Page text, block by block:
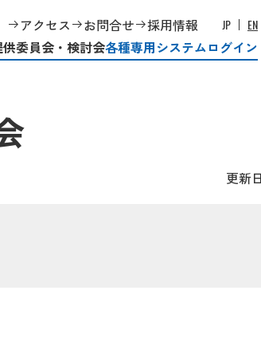
アクセス お問合せ 採用情報 JP EN
委員会・検討会各種専用システムログイン
更新